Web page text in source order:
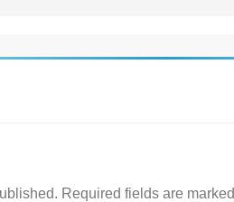
Required fields are marked